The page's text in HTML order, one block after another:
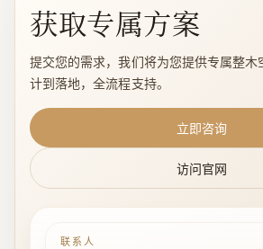
获取专属方案
提交您的需求，我们将为您提供专属整
计到落地，全流程支持。
立即咨询
访问官网
联系人